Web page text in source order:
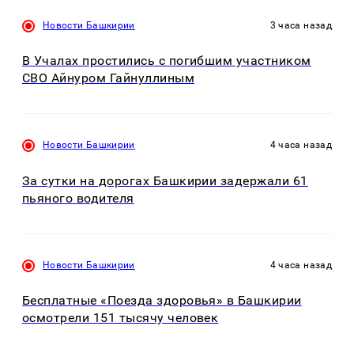
Новости Башкирии 3 часа назад
В Учалах простились с погибшим участником
СВО Айнуром Гайнуллиным
Новости Башкирии 4 часа назад
За сутки на дорогах Башкирии задержали 61
пьяного водителя
Новости Башкирии 4 часа назад
Бесплатные «Поезда здоровья» в Башкирии
осмотрели 151 тысячу человек